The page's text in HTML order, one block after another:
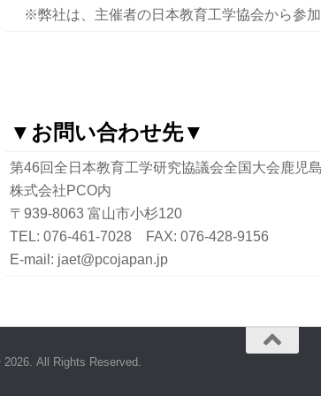
※弊社は、主催者の日本教育工学協会から参加
▼お問い合わせ先▼
第46回全日本教育工学研究協議会全国大会鹿児
株式会社PCO内
〒939-8063 富山市小杉120
TEL: 076-461-7028 FAX: 076-428-9156
E-mail: jaet@pcojapan.jp
All Rights Reserved.